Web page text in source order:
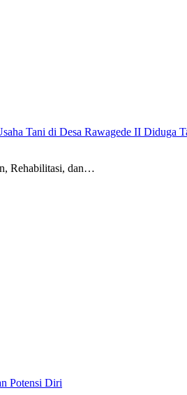
Tani di Desa Rawagede II Diduga
Rehabilitasi, dan…
Potensi Diri